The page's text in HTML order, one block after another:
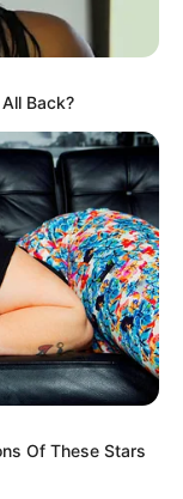
Back?
Of These Stars